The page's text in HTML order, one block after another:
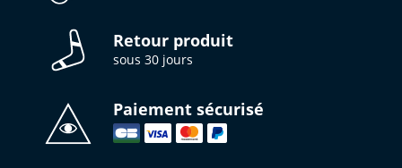
Retour produit
sous 30 jours
Paiement sécurisé